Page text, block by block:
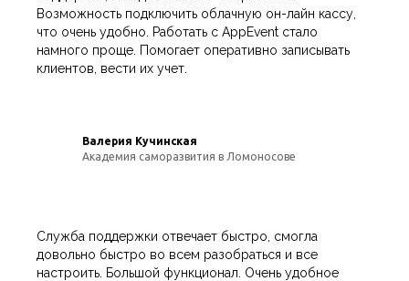
Возможность подключить облачную он-лайн кассу,
что очень удобно. Работать с AppEvent стало
намного проще. Помогает оперативно записывать
клиентов, вести их учет.
Валерия Кучинская
Академия саморазвития в Ломоносове
Служба поддержки отвечает быстро, смогла
довольно быстро во всем разобраться и все
настроить. Большой функционал. Очень удобное